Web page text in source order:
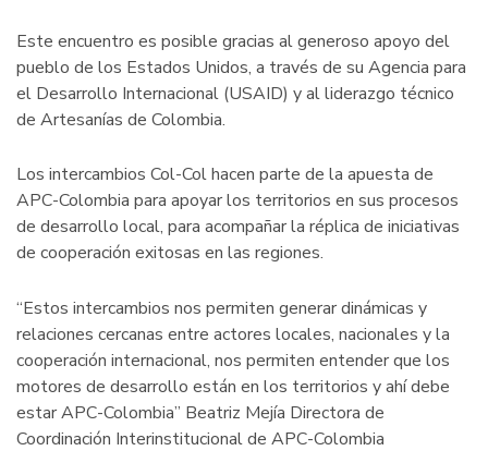
Este encuentro es posible gracias al generoso apoyo del
pueblo de los Estados Unidos, a través de su Agencia para
el Desarrollo Internacional (USAID) y al liderazgo técnico
de Artesanías de Colombia.
Los intercambios Col-Col hacen parte de la apuesta de
APC-Colombia para apoyar los territorios en sus procesos
de desarrollo local, para acompañar la réplica de iniciativas
de cooperación exitosas en las regiones.
“Estos intercambios nos permiten generar dinámicas y
relaciones cercanas entre actores locales, nacionales y la
cooperación internacional, nos permiten entender que los
motores de desarrollo están en los territorios y ahí debe
estar APC-Colombia” Beatriz Mejía Directora de
Coordinación Interinstitucional de APC-Colombia